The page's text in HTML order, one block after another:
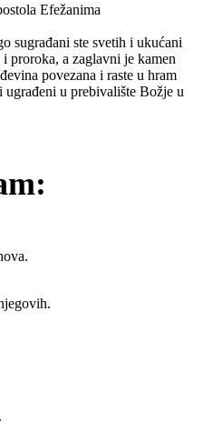
Efežanima
sugrađani ste svetih i ukućani
proroka, a zaglavni je kamen
povezana i raste u hram
u prebivalište Božje u